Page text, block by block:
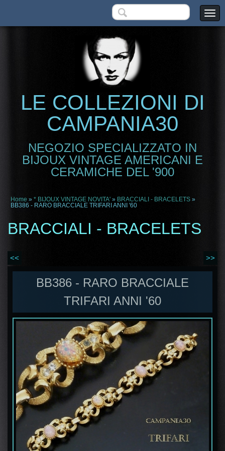
LE COLLEZIONI DI
CAMPANIA30
NEGOZIO SPECIALIZZATO IN
BIJOUX VINTAGE AMERICANI E
CERAMICHE DEL '900
Home » * BIJOUX VINTAGE NOVITA' » BRACCIALI - BRACELETS »
BB386 - RARO BRACCIALE TRIFARI ANNI '60
BRACCIALI - BRACELETS
<< >>
BB386 - RARO BRACCIALE
TRIFARI ANNI '60